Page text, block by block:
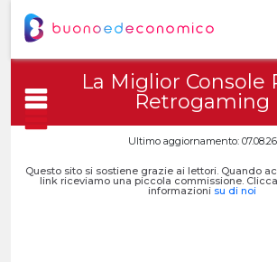
La Miglior Console
Retrogaming
Ultimo aggiornamento: 07.08.26
Questo sito si sostiene grazie ai lettori. Quando
link riceviamo una piccola commissione.
informazioni su di noi